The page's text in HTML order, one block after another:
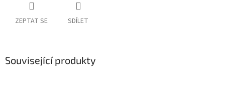
ZEPTAT SE SDÍLET
Související produkty